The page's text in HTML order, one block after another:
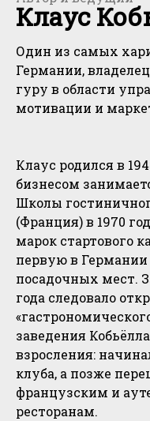
Клаус
Один из самых
Германии,
гуру в области
мотивации и
Клаус родился в
бизнесом
Школы
(Франция) в 1970
марок стартового
первую в
посадочных мест.
года следовало
заведения
взросления:
клуба, а позже
французским и
ресторанам.